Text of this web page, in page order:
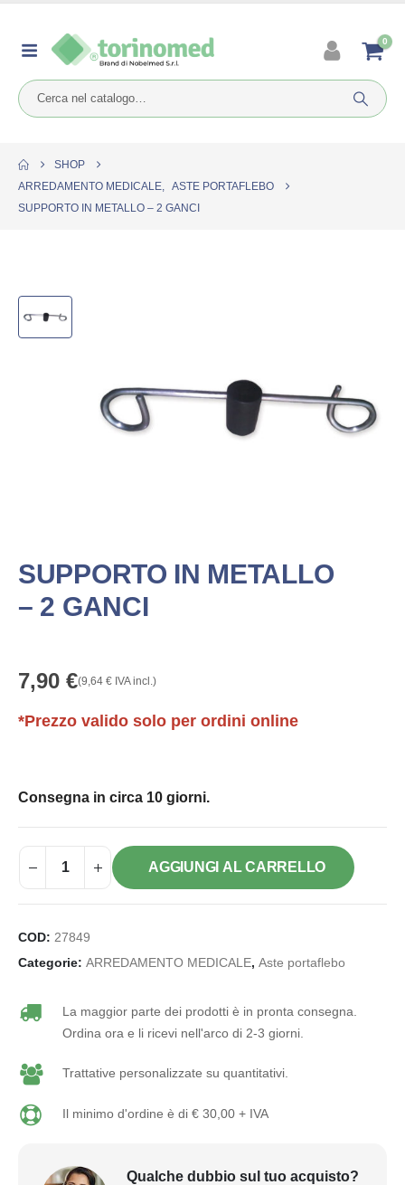
0
SHOP
ARREDAMENTO MEDICALE, ASTE PORTAFLEBO
SUPPORTO IN METALLO – 2 GANCI
SUPPORTO IN METALLO
– 2 GANCI
7,90 €(9,64 € IVA incl.)
*Prezzo valido solo per ordini online
Consegna in circa 10 giorni.
AGGIUNGI AL CARRELLO
COD: 27849
Categorie: ARREDAMENTO MEDICALE, Aste portaflebo
La maggior parte dei prodotti è in pronta consegna.
Ordina ora e li ricevi nell'arco di 2-3 giorni.
Trattative personalizzate su quantitativi.
Il minimo d'ordine è di € 30,00 + IVA
Qualche dubbio sul tuo acquisto?